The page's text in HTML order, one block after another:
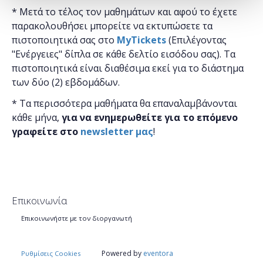
* Μετά το τέλος τον μαθημάτων και αφού το έχετε
παρακολουθήσει μπορείτε να εκτυπώσετε τα
πιστοποιητικά ​σας στο MyTickets(Επιλέγοντας
"Ενέργειες" δίπλα σε κάθε δελτίο εισόδου σας). Τα
πιστοποιητικά είναι διαθέσιμα εκεί για το διάστημα
των δύο (2) εβδομάδων.
* Τα περισσότερα μαθήματα θα επαναλαμβάνονται
κάθε μήνα, για να ενημερωθείτε για το επόμενο
γραφείτε στο newsletter μας!
Επικοινωνία
Επικοινωνήστε με τον διοργανωτή
Powered by eventora
Ρυθμίσεις Cookies